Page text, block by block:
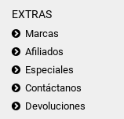
EXTRAS
Marcas
Afiliados
Especiales
Contáctanos
Devoluciones